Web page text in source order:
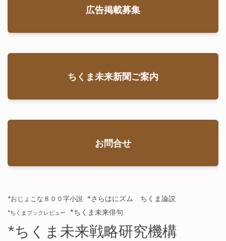
広告掲載募集
ちくま未来新聞ご案内
お問合せ
*おじょこな８００字小説 *さらはにズム ちくま論説
*ちくまブックレビュー *ちくま未来俳句
*ちくま未来戦略研究機構